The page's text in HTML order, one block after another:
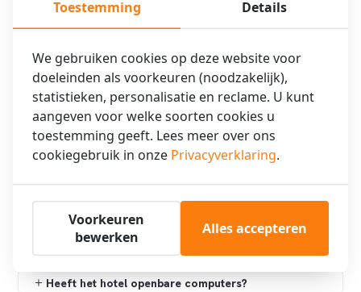
Wordt de kamer elke dag schoongemaakt?
Heeft het hotel een lift?
Heeft het hotel kamers voor mindervaliden?
Mag je roken in het hotel?
Heeft het hotel Wifi?
Heeft het hotel openbare computers?
Toestemming Details
We gebruiken cookies op deze website voor
doeleinden als voorkeuren (noodzakelijk),
statistieken, personalisatie en reclame. U kunt
aangeven voor welke soorten cookies u
toestemming geeft. Lees meer over ons
cookiegebruik in onze Privacyverklaring.
Voorkeuren
bewerken
Alles accepteren